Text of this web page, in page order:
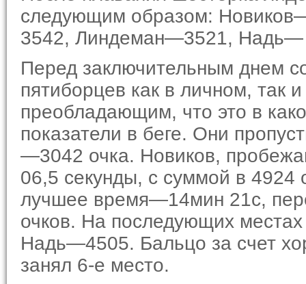
следующим образом:
3542, Линдеман—3521,
Перед заключительным днем
пятиборцев как в личном, так
преобладающим, что это в
показатели в беге. Они
—3042 очка. Нови­ков,
06,5 се­кунды, с суммой в 4924
лучшее время—14мин 21с,
очков. На последующих
Надь—4505. Бальцо за счет
занял 6-е место.